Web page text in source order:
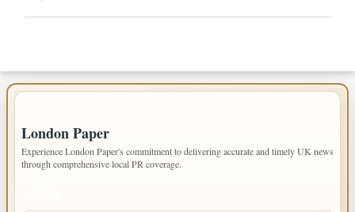
London Paper
Experience London Paper's commitment to delivering accurate and timely UK news
through comprehensive local PR coverage.